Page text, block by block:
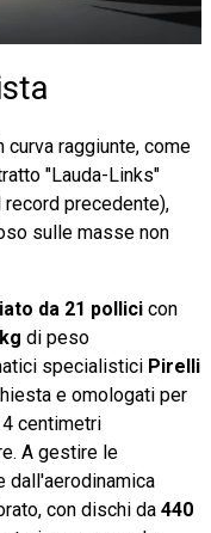
raggiunte, come
"Lauda-Links"
precedente),
sulle masse non
da 21 pollici con
di peso
specialistici Pirelli
e omologati per
centimetri
A gestire le
dall'aerodinamica
con dischi da 440